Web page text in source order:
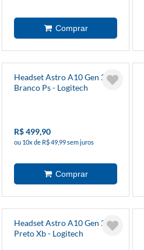
Headset Astro A10 Gen 2
Branco Ps - Logitech
R$ 499,90
ou 10x de R$ 49,99 sem juros
Headset Astro A10 Gen 2
Preto Xb - Logitech